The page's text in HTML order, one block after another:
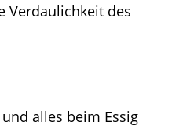
Verdaulichkeit des
alles beim Essig